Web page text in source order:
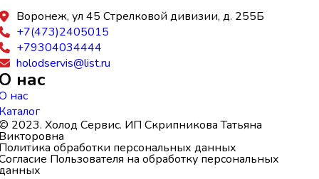
Воронеж, ул 45 Стрелковой дивизии, д. 255Б
+7(473)2405015
+79304034444
holodservis@list.ru
нас
нас
2023. Холод Сервис. ИП Скрипникова Татьяна
обработки персональных данных
Пользователя на обработку персональных